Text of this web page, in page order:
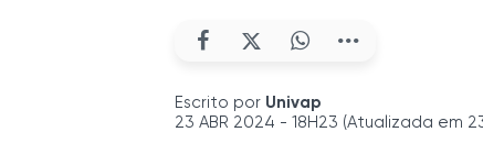
Escrito por Univap
23 ABR 2024 - 18H23 (Atualizada em